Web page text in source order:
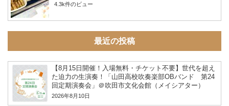
4.3k件のビュー
最近の投稿
【8月15日開催！入場無料・チケット不要】世代を超え
た迫力の生演奏！「山田高校吹奏楽部OBバンド 第24
回定期演奏会」＠吹田市文化会館（メイシアター）
2026年8月10日